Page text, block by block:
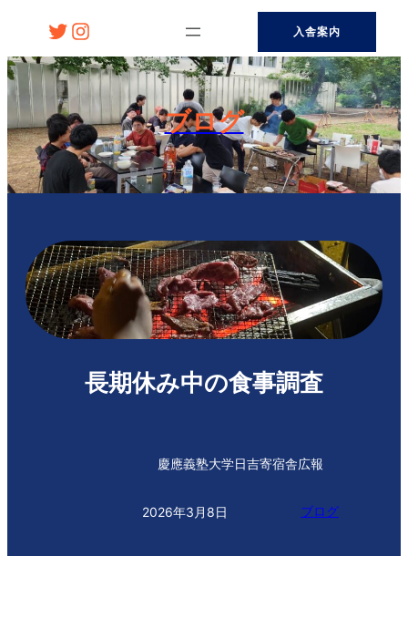
を
ス
キ
ッ
プ
Twitter Instagram 入舎案内
ブログ
長期休み中の食事調査
慶應義塾大学日吉寄宿舎広報
2026年3月8日 ブログ